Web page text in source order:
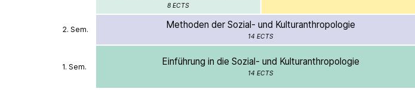
8 ECTS
2. Sem. Methoden der Sozial- und Kulturanthropologie
14 ECTS
1. Sem. Einführung in die Sozial- und Kulturanthropologie
14 ECTS